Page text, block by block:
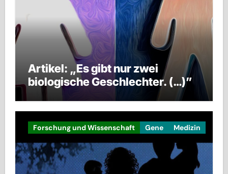
Artikel: „Es gibt nur zwei
biologische Geschlechter. (…)”
Forschung und Wissenschaft Gene Medizin